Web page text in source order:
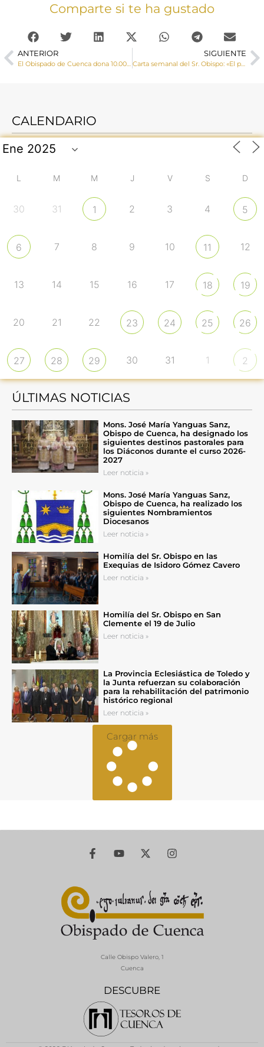
Comparte si te ha gustado
ANTERIOR SIGUIENTE
Carta semanal del Sr. Obispo: «El pensamiento único se impone de manera dictatorial, es decir, arbitraria, absolutista y despótica, intolerante e intransigente».
CALENDARIO
L M M J V S D
30 31 1 2 3 4 5
6 7 8 9 10 11 12
13 14 15 16 17 18 19
20 21 22 23 24 25 26
27 28 29 30 31 1 2
ÚLTIMAS NOTICIAS
Mons. José María Yanguas Sanz,
Obispo de Cuenca, ha designado los
siguientes destinos pastorales para
los Diáconos durante el curso 2026-
2027
Leer noticia »
Mons. José María Yanguas Sanz,
Obispo de Cuenca, ha realizado los
siguientes Nombramientos
Diocesanos
Leer noticia »
Homilía del Sr. Obispo en las
Exequias de Isidoro Gómez Cavero
Leer noticia »
Homilía del Sr. Obispo en San
Clemente el 19 de Julio
Leer noticia »
La Provincia Eclesiástica de Toledo y
la Junta refuerzan su colaboración
para la rehabilitación del patrimonio
histórico regional
Leer noticia »
Cargar más
DESCUBRE
Calle Obispo Valero, 1
Cuenca